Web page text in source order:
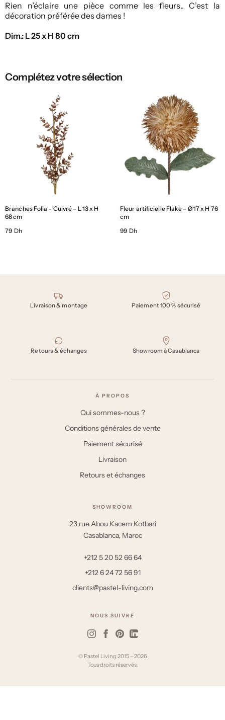
Rien n’éclaire une pièce comme les fleurs.. C’est la
décoration préférée des dames !
Dim.: L 25 x H 80 cm
Complétez votre sélection
Branches Folia – Cuivré – L 13 x H
68 cm
79 Dh
Fleur artificielle Flake – Ø 17 x H 76
cm
99 Dh
Nos engagements
Livraison & montage Paiement 100 % sécurisé
Retours & échanges Showroom à Casablanca
À PROPOS
Qui sommes-nous ?
Conditions générales de vente
Paiement sécurisé
Livraison
Retours et échanges
SHOWROOM
23 rue Abou Kacem Kotbari
Casablanca, Maroc
+212 5 20 52 66 64
+212 6 24 72 56 91
clients@pastel-living.com
NOUS SUIVRE
© Pastel Living 2015 – 2026
Tous droits réservés.